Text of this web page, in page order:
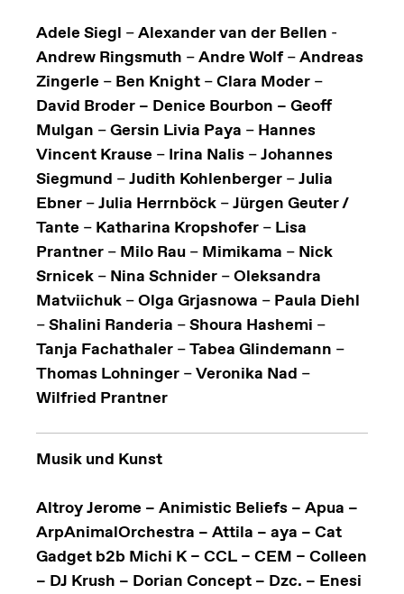
Adele Siegl –Alexander van der Bellen -
Andrew Ringsmuth –Andre Wolf–Andreas
Zingerle – Ben Knight –Clara Moder –
David Broder – Denice Bourbon – Geoff
Mulgan –Gersin Livia Paya – Hannes
Vincent Krause – Irina Nalis –Johannes
Siegmund –Judith Kohlenberger –Julia
Ebner –Julia Herrnböck –Jürgen Geuter /
Tante – Katharina Kropshofer – Lisa
Prantner – Milo Rau – Mimikama – Nick
Srnicek – Nina Schnider –Oleksandra
Matviichuk –Olga Grjasnowa – Paula Diehl
–Shalini Randeria –Shoura Hashemi –
Tanja Fachathaler –Tabea Glindemann –
Thomas Lohninger –Veronika Nad –
Wilfried Prantner
Musik und Kunst
Altroy Jerome – Animistic Beliefs – Apua –
ArpAnimalOrchestra – Attila – aya – Cat
Gadget b2b Michi K – CCL – CEM – Colleen
– DJ Krush – Dorian Concept – Dzc. – Enesi